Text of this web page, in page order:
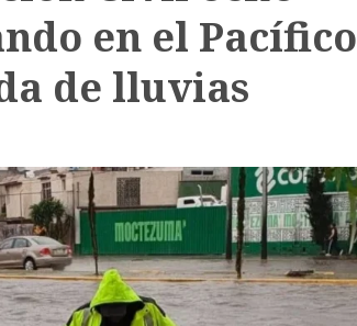
en el Pacífico
de lluvias